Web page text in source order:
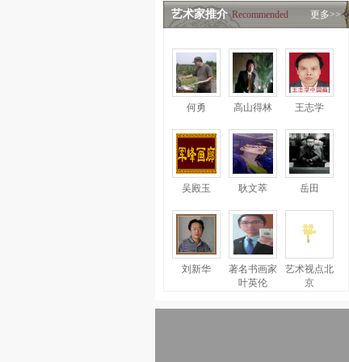
艺术家推介 Recommended 更多>>
何勇 高山得林 王志学
吴殿玉 耿文萃 岳田
刘新华
著名书画家
叶英伦
艺术视点北
京